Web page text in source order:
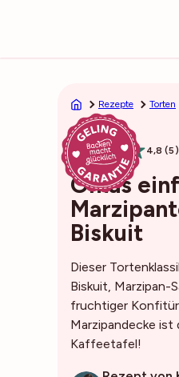
Rezepte Torten
1h10min 4,8 (5)
Omas
Biskuit
Dieser
Biskuit, Marzipan-
fruchtiger
Marzipandecke
Kaffeetafel!